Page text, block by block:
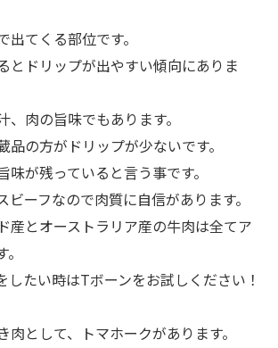
てくる部位です。
とドリップが出やすい傾向にありま
、肉の旨味でもあります。
品の方がドリップが少ないです。
味が残っていると言う事です。
ビーフなので肉質に自信があります。
産とオーストラリア産の牛肉は全てア
たい時はTボーンをお試しください！
肉として、トマホークがあります。